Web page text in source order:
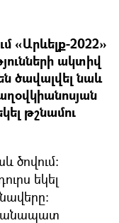
«Արևելք-2022»
ակտիվ
ծավալվել նաև
թշնամու
ծովում։
եկել